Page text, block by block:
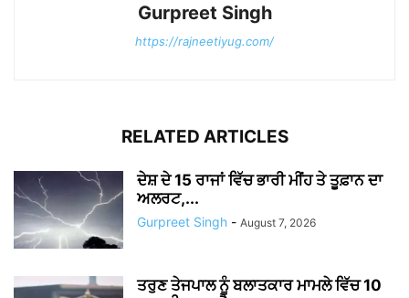
Gurpreet Singh
https://rajneetiyug.com/
RELATED ARTICLES
ਦੇਸ਼ ਦੇ 15 ਰਾਜਾਂ ਵਿੱਚ ਭਾਰੀ ਮੀਂਹ ਤੇ ਤੂਫ਼ਾਨ ਦਾ
ਅਲਰਟ,...
Gurpreet Singh - August 7, 2026
ਤਰੁਣ ਤੇਜਪਾਲ ਨੂੰ ਬਲਾਤਕਾਰ ਮਾਮਲੇ ਵਿੱਚ 10